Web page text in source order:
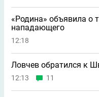
«Родина» объявила о
нападающего
12:18
Ловчев обратился к
12:13 11